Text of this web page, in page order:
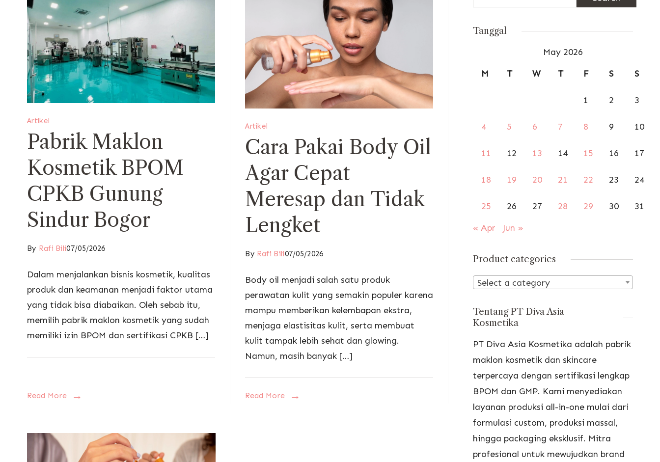
Artikel
Pabrik Maklon
Kosmetik BPOM
CPKB Gunung
Sindur Bogor
By Rafi Bili07/05/2026
Dalam menjalankan bisnis kosmetik, kualitas
produk dan keamanan menjadi faktor utama
yang tidak bisa diabaikan. Oleh sebab itu,
memilih pabrik maklon kosmetik yang sudah
memiliki izin BPOM dan sertifikasi CPKB […]
Read More
Artikel
Cara Pakai Body Oil
Agar Cepat
Meresap dan Tidak
Lengket
By Rafi Bili07/05/2026
Body oil menjadi salah satu produk
perawatan kulit yang semakin populer karena
mampu memberikan kelembapan ekstra,
menjaga elastisitas kulit, serta membuat
kulit tampak lebih sehat dan glowing.
Namun, masih banyak […]
Read More
for:
Tanggal
May 2026
M
T W T F S S
1 2 3
4 5 6 7 8 9 10
11 12 13 14 15 16 17
18 19 20 21 22 23 24
25 26 27 28 29 30
31
« Apr
Jun »
Product categories
Select a category
Tentang PT Diva Asia
Kosmetika
PT Diva Asia Kosmetika adalah pabrik
maklon kosmetik dan skincare
terpercaya dengan sertifikasi lengkap
BPOM dan GMP. Kami menyediakan
layanan produksi all-in-one mulai dari
formulasi custom, produksi massal,
hingga packaging eksklusif. Mitra
profesional untuk mewujudkan brand